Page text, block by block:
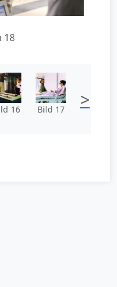
18
16 Bild 17 >